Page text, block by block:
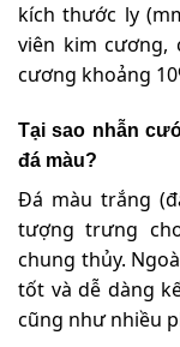
kích thước ly
viên kim cương,
cương khoảng
Tại sao nhẫn
đá màu?
Đá màu trắng
tượng trưng
chung thủy.
tốt và dễ dàng
cũng như nhiều